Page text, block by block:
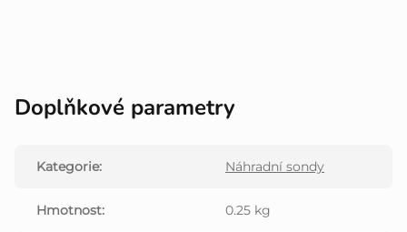
Doplňkové parametry
Kategorie: Náhradní sondy
Hmotnost: 0.25 kg